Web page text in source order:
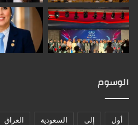
الوسوم
أول إلى السعودية العراق